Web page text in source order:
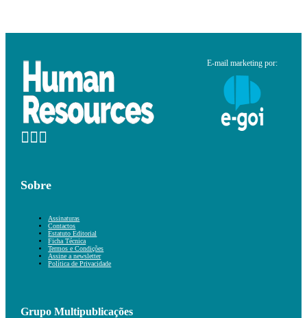
E-mail marketing por:
Sobre
Assinaturas
Contactos
Estatuto Editorial
Ficha Técnica
Termos e Condições
Assine a newsletter
Política de Privacidade
Grupo Multipublicações